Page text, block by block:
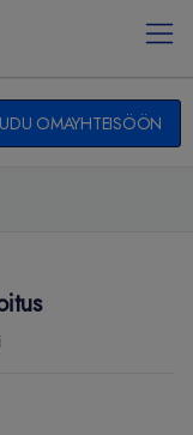
OMAYHTEISÖÖN